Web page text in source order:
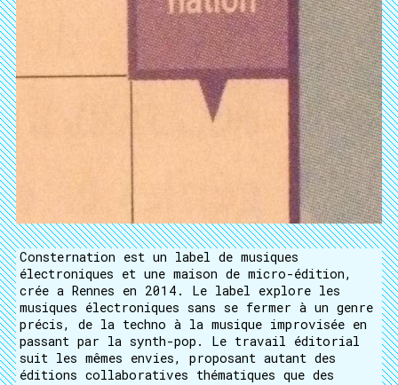
Consternation est un label de musiques
électroniques et une maison de micro-édition,
crée a Rennes en 2014. Le label explore les
musiques électroniques sans se fermer à un genre
précis, de la techno à la musique improvisée en
passant par la synth-pop. Le travail éditorial
suit les mêmes envies, proposant autant des
éditions collaboratives thématiques que des